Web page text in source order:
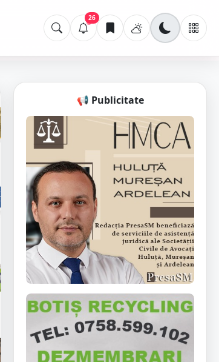
26
📢 Publicitate